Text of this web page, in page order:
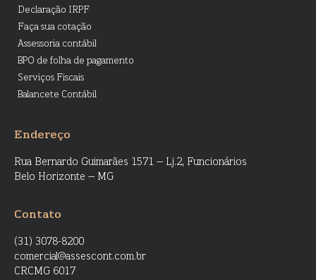
Declaração IRPF
Faça sua cotação
Assessoria contábil
BPO de folha de pagamento
Serviços Fiscais
Balancete Contábil
Endereço
Rua Bernardo Guimarães 1571 – Lj.2, Funcionários
Belo Horizonte – MG
Contato
(31) 3078-8200
comercial@assescont.com.br
CRCMG 6017